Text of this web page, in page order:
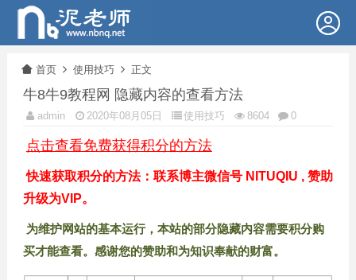
首页 使用技巧 正文
牛8牛9教程网 隐藏内容的查看方法
admin 2020年08月05日 使用技巧 8604 0
点击查看免费获得积分的方法
快速获取积分的方法：联系博主微信号 NITUQIU , 赞助
升级为VIP。
为维护网站的基本运行，本站的部分隐藏内容需要积分购
买才能查看。感谢您的赞助和为知识奉献的财富。